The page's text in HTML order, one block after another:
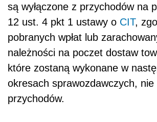
są wyłączone z przychodów na
12 ust. 4 pkt 1 ustawy o CIT,
pobranych wpłat lub
należności na poczet dostaw
które zostaną wykonane w
okresach sprawozdawczych,
przychodów.